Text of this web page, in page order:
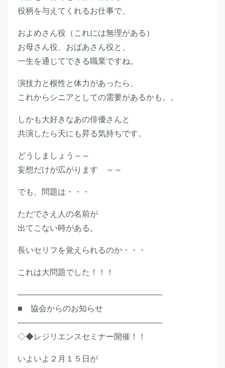
役柄を与えてくれるお仕事で、
およめさん役（これには無理がある）
お母さん役、おばあさん役と、
一生を通じてできる職業ですね。
演技力と根性と体力があったら、
これからシニアとしての需要があるかも。。
しかも大好きなあの俳優さんと
共演したら天にも昇る気持ちです。
どうしましょう～～
妄想だけが広がります ～～
でも、問題は・・・
ただでさえ人の名前が
出てこない時がある。
長いセリフを覚えられるのか・・・
これは大問題でした！！！
――――――――――――――――――
■ 協会からのお知らせ
――――――――――――――――――
◇◆レジリエンスセミナー開催！！
いよいよ２月１５日が